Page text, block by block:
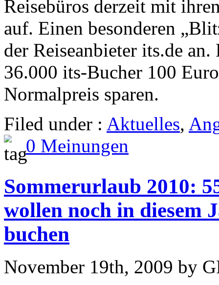
Reisebüros derzeit mit
auf. Einen besonderen
der Reiseanbieter its.de
36.000 its-Bucher 100
Normalpreis sparen.
Filed under : Aktuelles,
0 Meinungen
Sommerurlaub 2010:
wollen noch in diesem
buchen
November 19th, 2009 by